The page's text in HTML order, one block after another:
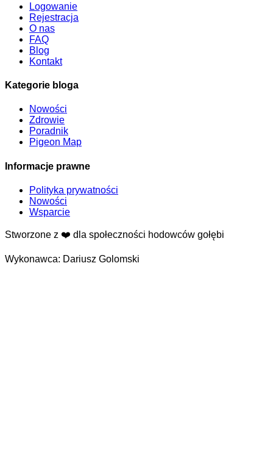
Logowanie
Rejestracja
O nas
FAQ
Blog
Kontakt
Kategorie bloga
Nowości
Zdrowie
Poradnik
Pigeon Map
Informacje prawne
Polityka prywatności
Nowości
Wsparcie
Stworzone z ❤️ dla społeczności hodowców gołębi
Wykonawca: Dariusz Golomski